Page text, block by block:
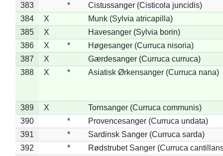
383
*
Cistussanger (Cisticola juncidis)
384
X
Munk (Sylvia atricapilla)
385
X
Havesanger (Sylvia borin)
386
X *
Høgesanger (Curruca nisoria)
387
X
Gærdesanger (Curruca curruca)
388
X * Asiatisk Ørkensanger (Curruca nana)
389 X
Tornsanger (Curruca communis)
390
*
Provencesanger (Curruca undata)
391
*
Sardinsk Sanger (Curruca sarda)
392
*
Rødstrubet Sanger (Curruca